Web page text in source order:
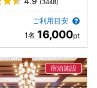
(3448)
ご利用目安
16,000